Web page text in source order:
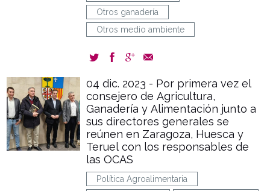
Otros ganadería
Otros medio ambiente
04 dic. 2023 - Por primera vez el
consejero de Agricultura,
Ganadería y Alimentación junto a
sus directores generales se
reúnen en Zaragoza, Huesca y
Teruel con los responsables de
las OCAS
Política Agroalimentaria